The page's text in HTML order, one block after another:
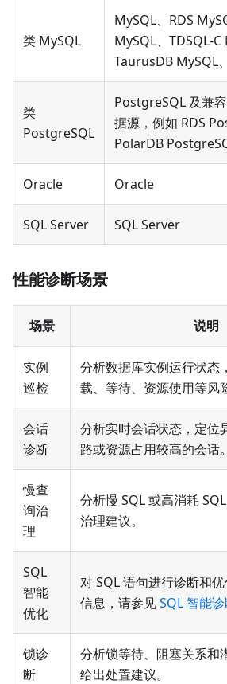
类 MySQL
MySQL、RDS
MySQL、TDSQL-C
TaurusDB MySQL
类
PostgreSQL
PostgreSQL 及兼
据源，例如 RDS
PolarDB
Oracle Oracle
SQL Server SQL Server
性能诊断场景
场景 说明
实例
巡检
分析数据库实例运行状态
载、等待、资源使用等风
会话
诊断
分析实时会话状态，定位
路或资源占用较高的会话。
慢查
询治
理
分析慢 SQL 或高消耗
治理建议。
SQL
智能
优化
对 SQL 语句进行诊断和
信息，请参见SQL 智能
锁诊
断
分析锁等待、阻塞关系和
给出处置建议。